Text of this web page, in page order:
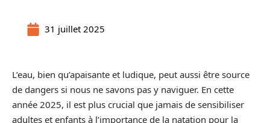
31 juillet 2025
L’eau, bien qu’apaisante et ludique, peut aussi être source
de dangers si nous ne savons pas y naviguer. En cette
année 2025, il est plus crucial que jamais de sensibiliser
adultes et enfants à l’importance de la natation pour la